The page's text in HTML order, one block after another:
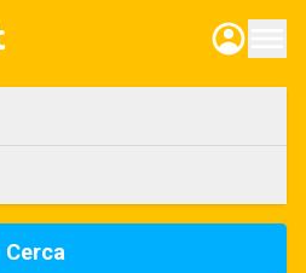
Cerca